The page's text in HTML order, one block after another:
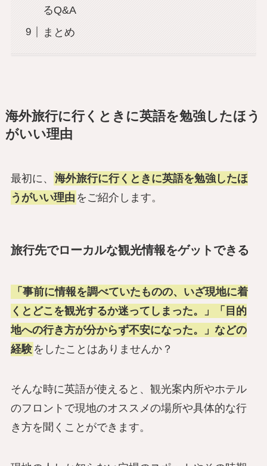
るQ&A
まとめ
海外旅行に行くときに英語を勉強したほう
がいい理由
最初に、
海外旅行に行くときに英語を勉強したほ
うがいい理由 をご紹介します。
旅行先でローカルな観光情報をゲットできる
「事前に情報を調べていたものの、いざ現地に着
くとどこを観光するか迷ってしまった。」「目的
地への行き方が分からず不安になった。」などの
経験 をしたことはありませんか？
そんな時に英語が使えると、観光案内所やホテル
のフロントで現地のオススメの場所や具体的な行
き方を聞くことができます。